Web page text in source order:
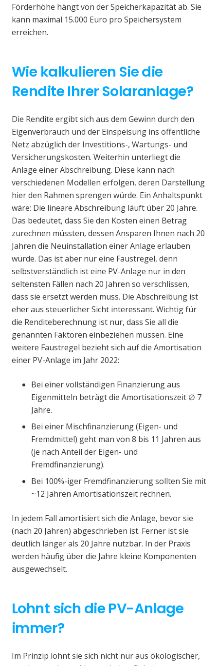
Förderhöhe hängt von der Speicherkapazität ab. Sie
kann maximal 15.000 Euro pro Speichersystem
erreichen.
Wie kalkulieren Sie die
Rendite Ihrer Solaranlage?
Die Rendite ergibt sich aus dem Gewinn durch den
Eigenverbrauch und der Einspeisung ins öffentliche
Netz abzüglich der Investitions-, Wartungs- und
Versicherungskosten. Weiterhin unterliegt die
Anlage einer Abschreibung. Diese kann nach
verschiedenen Modellen erfolgen, deren Darstellung
hier den Rahmen sprengen würde. Ein Anhaltspunkt
wäre: Die lineare Abschreibung läuft über 20 Jahre.
Das bedeutet, dass Sie den Kosten einen Betrag
zurechnen müssten, dessen Ansparen Ihnen nach 20
Jahren die Neuinstallation einer Anlage erlauben
würde. Das ist aber nur eine Faustregel, denn
selbstverständlich ist eine PV-Anlage nur in den
seltensten Fällen nach 20 Jahren so verschlissen,
dass sie ersetzt werden muss. Die Abschreibung ist
eher aus steuerlicher Sicht interessant. Wichtig für
die Renditeberechnung ist nur, dass Sie all die
genannten Faktoren einbeziehen müssen. Eine
weitere Faustregel bezieht sich auf die Amortisation
einer PV-Anlage im Jahr 2022:
Bei einer vollständigen Finanzierung aus
Eigenmitteln beträgt die Amortisationszeit ∅ 7
Jahre.
Bei einer Mischfinanzierung (Eigen- und
Fremdmittel) geht man von 8 bis 11 Jahren aus
(je nach Anteil der Eigen- und
Fremdfinanzierung).
Bei 100%-iger Fremdfinanzierung sollten Sie mit
~12 Jahren Amortisationszeit rechnen.
In jedem Fall amortisiert sich die Anlage, bevor sie
(nach 20 Jahren) abgeschrieben ist. Ferner ist sie
deutlich länger als 20 Jahre nutzbar. In der Praxis
werden häufig über die Jahre kleine Komponenten
ausgewechselt.
Lohnt sich die PV-Anlage
immer?
Im Prinzip lohnt sie sich nicht nur aus ökologischer,